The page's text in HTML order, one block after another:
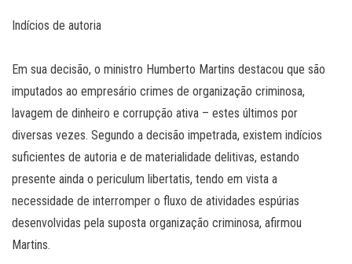
Indícios de autoria
Em sua decisão, o ministro Humberto Martins destacou que são
imputados ao empresário crimes de organização criminosa,
lavagem de dinheiro e corrupção ativa – estes últimos por
diversas vezes. Segundo a decisão impetrada, existem indícios
suficientes de autoria e de materialidade delitivas, estando
presente ainda o periculum libertatis, tendo em vista a
necessidade de interromper o fluxo de atividades espúrias
desenvolvidas pela suposta organização criminosa, afirmou
Martins.